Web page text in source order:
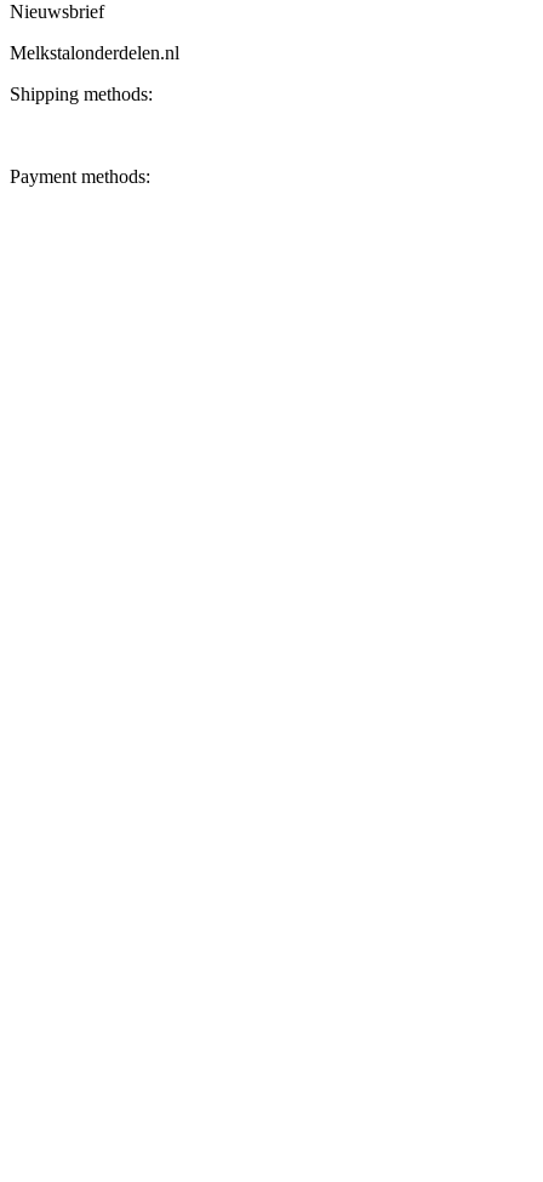
Nieuwsbrief
Melkstalonderdelen.nl
Shipping methods:
Payment methods: